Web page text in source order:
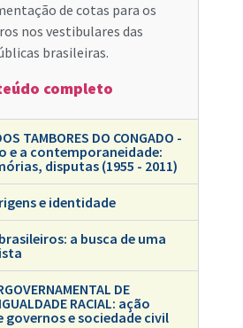
de cotas para os
nos vestibulares das
brasileiras.
completo
TAMBORES DO CONGADO -
e a contemporaneidade:
disputas (1955 - 2011)
e identidade
a busca de uma
DE
RACIAL: ação
e sociedade civil